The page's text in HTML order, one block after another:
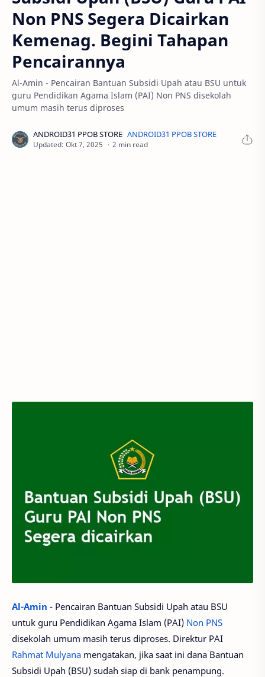
Non PNS Segera Dicairkan
Kemenag. Begini Tahapan
Pencairannya
Al-Amin - Pencairan Bantuan Subsidi Upah atau BSU untuk
guru Pendidikan Agama Islam (PAI) Non PNS disekolah
umum masih terus diproses
2 min read
Al-Amin - Pencairan Bantuan Subsidi Upah atau BSU
untuk guru Pendidikan Agama Islam (PAI) Non PNS
disekolah umum masih terus diproses. Direktur PAI
Rahmat Mulyana mengatakan, jika saat ini dana Bantuan
Subsidi Upah (BSU) sudah siap di bank penampung.